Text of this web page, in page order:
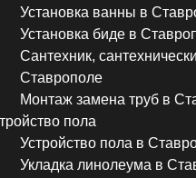
Установка ванны в
Установка биде в
Сантехник,
Ставрополе
Монтаж замена труб в
пола
Устройство пола в
Укладка линолеума в